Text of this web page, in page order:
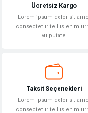
Ücretsiz Kargo
Lorem ipsum dolor sit
consectetur tellus enim
vulputate.
Taksit Seçenekleri
Lorem ipsum dolor sit
consectetur tellus enim